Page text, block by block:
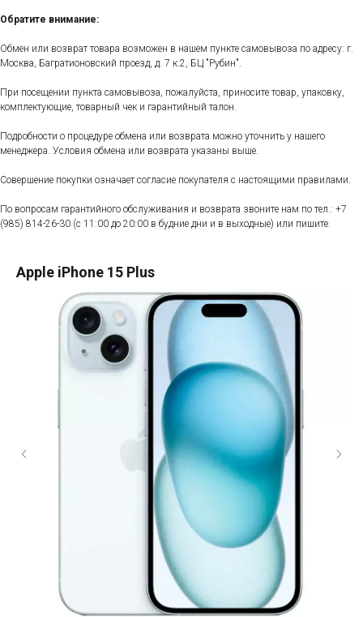
Обратите внимание:
Обмен или возврат товара возможен в нашем пункте самовывоза по адресу: г.
Москва, Багратионовский проезд, д. 7 к.2, БЦ "Рубин".
При посещении пункта самовывоза, пожалуйста, приносите товар, упаковку,
комплектующие, товарный чек и гарантийный талон.
Подробности о процедуре обмена или возврата можно уточнить у нашего
менеджера. Условия обмена или возврата указаны выше.
Совершение покупки означает согласие покупателя с настоящими правилами.
По вопросам гарантийного обслуживания и возврата звоните нам по тел.: +7
(985) 814-26-30 (с 11:00 до 20:00 в будние дни и в выходные) или пишите.
Apple iPhone 15 Plus